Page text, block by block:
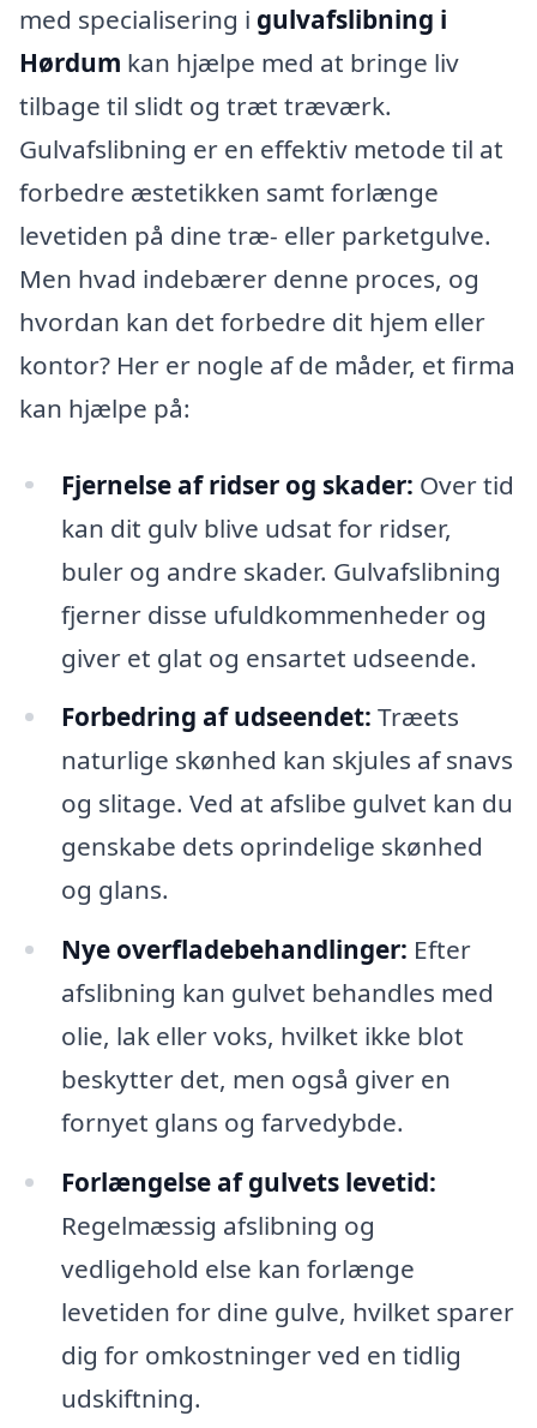
med specialisering i gulvafslibning i
Hørdum kan hjælpe med at bringe liv
tilbage til slidt og træt træværk.
Gulvafslibning er en effektiv metode til at
forbedre æstetikken samt forlænge
levetiden på dine træ- eller parketgulve.
Men hvad indebærer denne proces, og
hvordan kan det forbedre dit hjem eller
kontor? Her er nogle af de måder, et firma
kan hjælpe på:
Fjernelse af ridser og skader: Over tid
kan dit gulv blive udsat for ridser,
buler og andre skader. Gulvafslibning
fjerner disse ufuldkommenheder og
giver et glat og ensartet udseende.
Forbedring af udseendet: Træets
naturlige skønhed kan skjules af snavs
og slitage. Ved at afslibe gulvet kan du
genskabe dets oprindelige skønhed
og glans.
Nye overfladebehandlinger: Efter
afslibning kan gulvet behandles med
olie, lak eller voks, hvilket ikke blot
beskytter det, men også giver en
fornyet glans og farvedybde.
Forlængelse af gulvets levetid:
Regelmæssig afslibning og
vedligehold else kan forlænge
levetiden for dine gulve, hvilket sparer
dig for omkostninger ved en tidlig
udskiftning.